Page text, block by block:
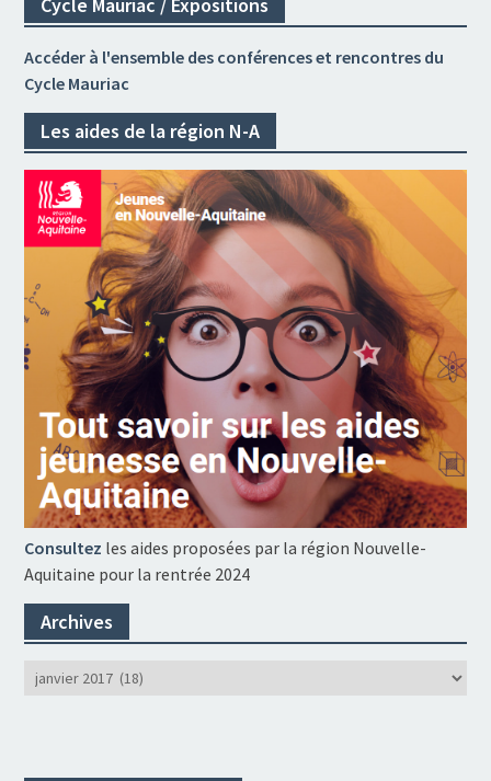
Accéder à l'ensemble des conférences et rencontres du
Cycle Mauriac
Les aides de la région N-A
Consultez les aides proposées par la région Nouvelle-
Aquitaine pour la rentrée 2024
Archives
Archives